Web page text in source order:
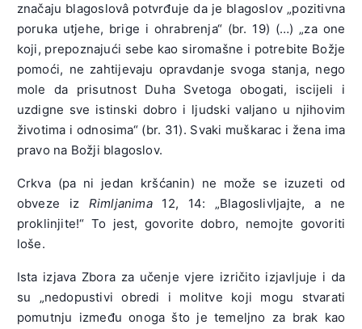
značaju blagoslovâ potvrđuje da je blagoslov „pozitivna
poruka utjehe, brige i ohrabrenja“ (br. 19) (…) „za one
koji, prepoznajući sebe kao siromašne i potrebite Božje
pomoći, ne zahtijevaju opravdanje svoga stanja, nego
mole da prisutnost Duha Svetoga obogati, iscijeli i
uzdigne sve istinski dobro i ljudski valjano u njihovim
životima i odnosima“ (br. 31). Svaki muškarac i žena ima
pravo na Božji blagoslov.
Crkva (pa ni jedan kršćanin) ne može se izuzeti od
obveze iz Rimljanima12, 14: „Blagoslivljajte, a ne
proklinjite!“ To jest, govorite dobro, nemojte govoriti
loše.
Ista izjava Zbora za učenje vjere izričito izjavljuje i da
su „nedopustivi obredi i molitve koji mogu stvarati
pomutnju između onoga što je temeljno za brak kao